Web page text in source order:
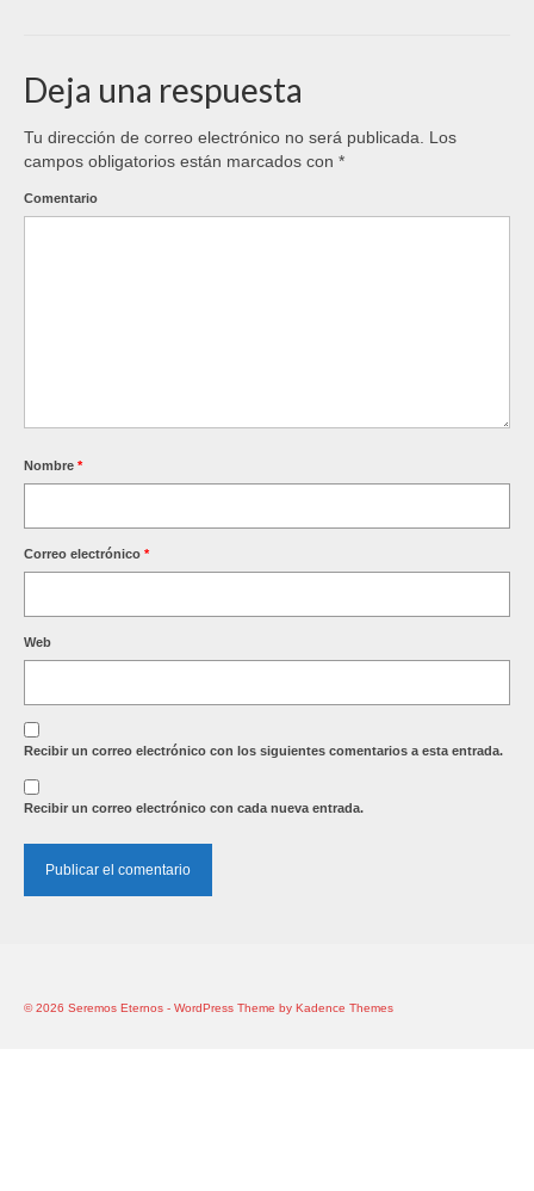
Deja una respuesta
Tu dirección de correo electrónico no será publicada.
Los
campos obligatorios están marcados con *
Comentario
Nombre *
Correo electrónico *
Web
Recibir un correo electrónico con los siguientes comentarios a esta entrada.
Recibir un correo electrónico con cada nueva entrada.
© 2026 Seremos Eternos - WordPress Theme by Kadence Themes